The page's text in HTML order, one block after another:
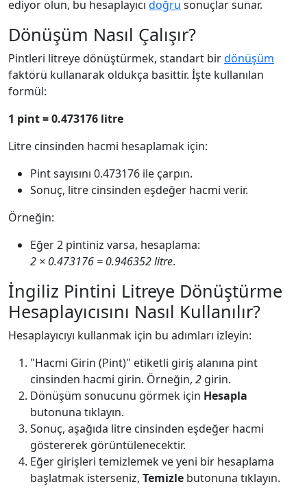
ediyor olun, bu hesaplayıcı doğru sonuçlar sunar.
Dönüşüm Nasıl Çalışır?
Pintleri litreye dönüştürmek, standart birdönüşüm
faktörü kullanarak oldukça basittir. İşte kullanılan
formül:
1 pint = 0.473176 litre
Litre cinsinden hacmi hesaplamak için:
Pint sayısını 0.473176 ile çarpın.
Sonuç, litre cinsinden eşdeğer hacmi verir.
Örneğin:
Eğer 2 pintiniz varsa, hesaplama:
2 × 0.473176 = 0.946352 litre.
İngiliz Pintini Litreye Dönüştürme
Hesaplayıcısını Nasıl Kullanılır?
Hesaplayıcıyı kullanmak için bu adımları izleyin:
"Hacmi Girin (Pint)" etiketli giriş alanına pint
cinsinden hacmi girin. Örneğin, 2 girin.
Dönüşüm sonucunu görmek için Hesapla
butonuna tıklayın.
Sonuç, aşağıda litre cinsinden eşdeğer hacmi
göstererek görüntülenecektir.
Eğer girişleri temizlemek ve yeni bir hesaplama
başlatmak isterseniz, Temizle butonuna tıklayın.